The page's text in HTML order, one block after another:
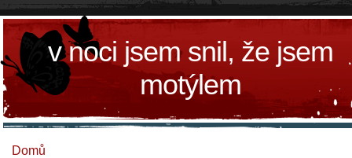
v noci jsem snil, že jsem
motýlem
Domů